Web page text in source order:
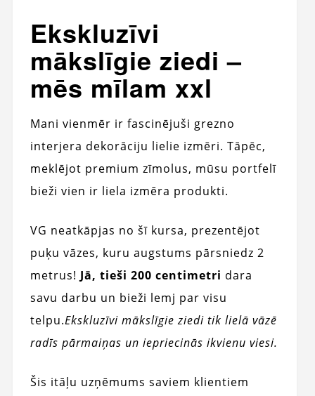
Ekskluzīvi
mākslīgie ziedi –
mēs mīlam xxl
Mani vienmēr ir fascinējuši grezno
interjera dekorāciju lielie izmēri. Tāpēc,
meklējot premium zīmolus, mūsu portfelī
bieži vien ir liela izmēra produkti.
VG neatkāpjas no šī kursa, prezentējot
puķu vāzes, kuru augstums pārsniedz 2
metrus! Jā, tieši 200 centimetri dara
savu darbu un bieži lemj par visu
telpu.Ekskluzīvi mākslīgie ziedi tik lielā vāzē
radīs pārmaiņas un iepriecinās ikvienu viesi.
Šis itāļu uzņēmums saviem klientiem